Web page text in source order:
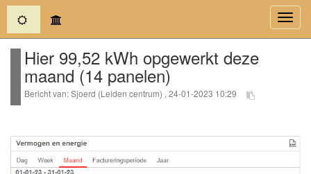
(current)
Hier 99,52 kWh opgewerkt deze
maand (14 panelen)
Bericht van: Sjoerd (Leiden centrum) , 24-01-2023 10:29